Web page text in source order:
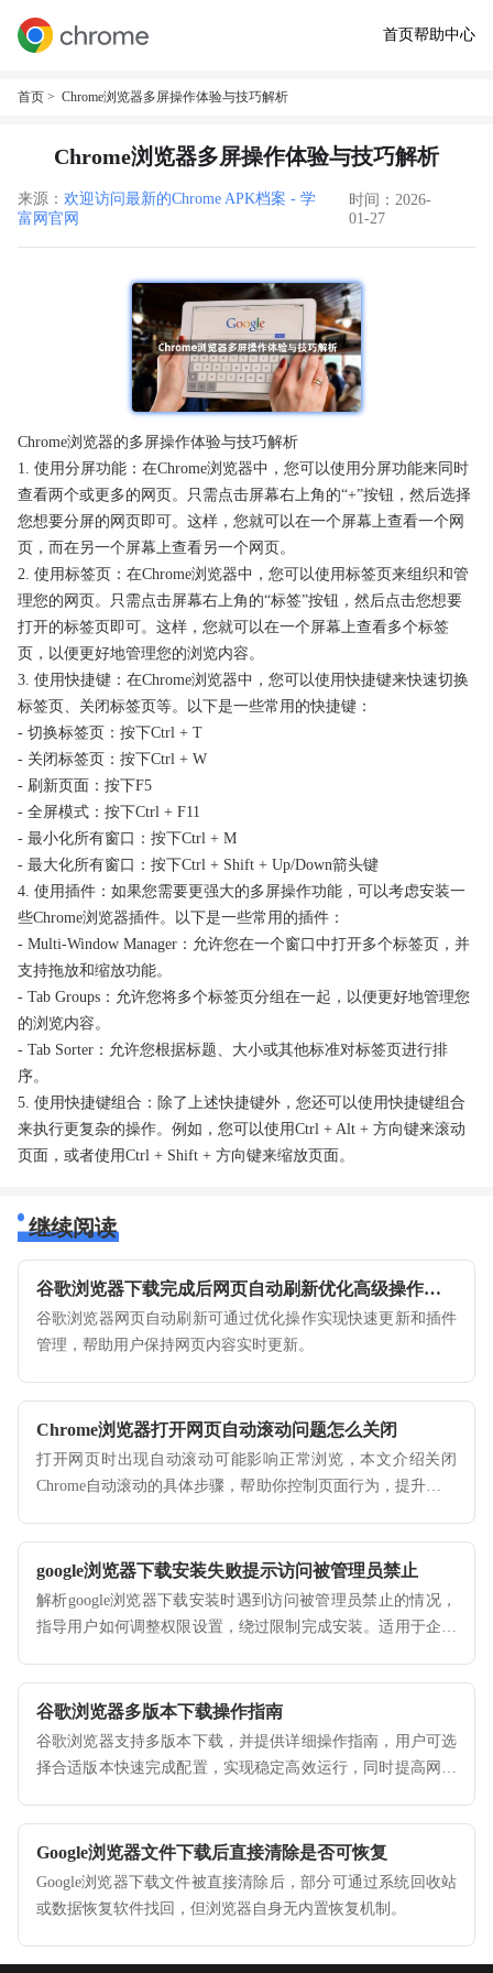
首页帮助中心
首页 > Chrome浏览器多屏操作体验与技巧解析
Chrome浏览器多屏操作体验与技巧解析
来源： 欢迎访问最新的Chrome APK档案 - 学
富网官网
时间：2026-
01-27
Chrome浏览器的多屏操作体验与技巧解析
1. 使用分屏功能：在Chrome浏览器中，您可以使用分屏功能来同时
查看两个或更多的网页。只需点击屏幕右上角的“+”按钮，然后选择
您想要分屏的网页即可。这样，您就可以在一个屏幕上查看一个网
页，而在另一个屏幕上查看另一个网页。
2. 使用标签页：在Chrome浏览器中，您可以使用标签页来组织和管
理您的网页。只需点击屏幕右上角的“标签”按钮，然后点击您想要
打开的标签页即可。这样，您就可以在一个屏幕上查看多个标签
页，以便更好地管理您的浏览内容。
3. 使用快捷键：在Chrome浏览器中，您可以使用快捷键来快速切换
标签页、关闭标签页等。以下是一些常用的快捷键：
- 切换标签页：按下Ctrl + T
- 关闭标签页：按下Ctrl + W
- 刷新页面：按下F5
- 全屏模式：按下Ctrl + F11
- 最小化所有窗口：按下Ctrl + M
- 最大化所有窗口：按下Ctrl + Shift + Up/Down箭头键
4. 使用插件：如果您需要更强大的多屏操作功能，可以考虑安装一
些Chrome浏览器插件。以下是一些常用的插件：
- Multi-Window Manager：允许您在一个窗口中打开多个标签页，并
支持拖放和缩放功能。
- Tab Groups：允许您将多个标签页分组在一起，以便更好地管理您
的浏览内容。
- Tab Sorter：允许您根据标题、大小或其他标准对标签页进行排
序。
5. 使用快捷键组合：除了上述快捷键外，您还可以使用快捷键组合
来执行更复杂的操作。例如，您可以使用Ctrl + Alt + 方向键来滚动
页面，或者使用Ctrl + Shift + 方向键来缩放页面。
继续阅读
谷歌浏览器下载完成后网页自动刷新优化高级操作教程
谷歌浏览器网页自动刷新可通过优化操作实现快速更新和插件
管理，帮助用户保持网页内容实时更新。
Chrome浏览器打开网页自动滚动问题怎么关闭
打开网页时出现自动滚动可能影响正常浏览，本文介绍关闭
Chrome自动滚动的具体步骤，帮助你控制页面行为，提升操作
google浏览器下载安装失败提示访问被管理员禁止
解析google浏览器下载安装时遇到访问被管理员禁止的情况，
指导用户如何调整权限设置，绕过限制完成安装。适用于企业
谷歌浏览器多版本下载操作指南
谷歌浏览器支持多版本下载，并提供详细操作指南，用户可选
择合适版本快速完成配置，实现稳定高效运行，同时提高网页
Google浏览器文件下载后直接清除是否可恢复
Google浏览器下载文件被直接清除后，部分可通过系统回收站
或数据恢复软件找回，但浏览器自身无内置恢复机制。